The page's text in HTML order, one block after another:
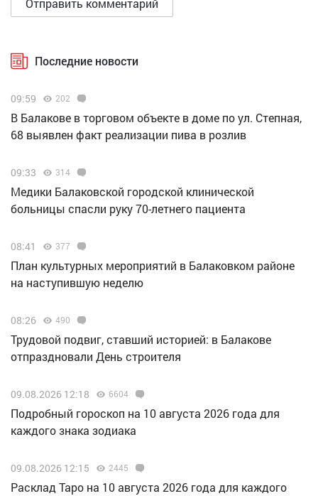
Последние новости
09:59 202
В Балакове в торговом объекте в доме по ул. Степная,
68 выявлен факт реализации пива в розлив
09:33 314
Медики Балаковской городской клинической
больницы спасли руку 70-летнего пациента
08:41 377
План культурных мероприятий в Балаковком районе
на наступившую неделю
08:26 490
Трудовой подвиг, ставший историей: в Балакове
отпраздновали День строителя
09.08.2026 12:18 6604
Подробный гороскоп на 10 августа 2026 года для
каждого знака зодиака
09.08.2026 12:15 2445
Расклад Таро на 10 августа 2026 года для каждого